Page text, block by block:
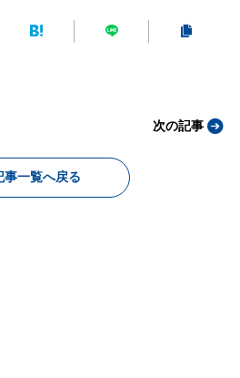
事一覧へ戻る
次の記事